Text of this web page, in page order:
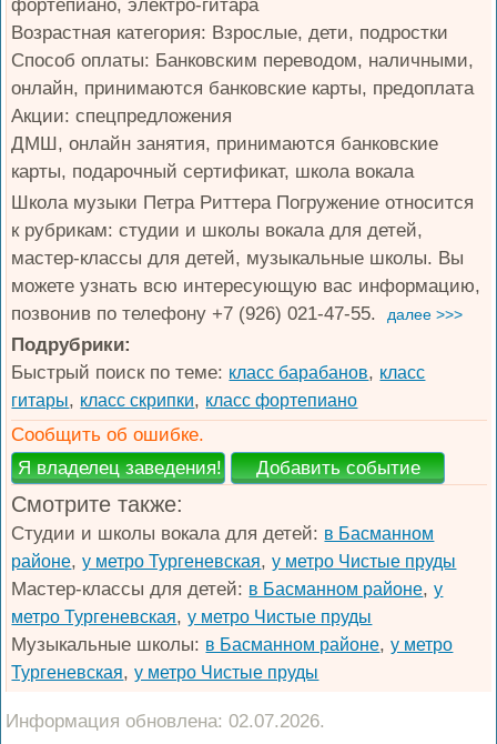
фортепиано, электро-гитара
Возрастная категория: Взрослые, дети, подростки
Способ оплаты: Банковским переводом, наличными,
онлайн, принимаются банковские карты, предоплата
Акции: спецпредложения
ДМШ, онлайн занятия, принимаются банковские
карты, подарочный сертификат, школа вокала
Школа музыки Петра Риттера Погружение относится
к рубрикам: студии и школы вокала для детей,
мастер-классы для детей, музыкальные школы. Вы
можете узнать всю интересующую вас информацию,
позвонив по телефону +7 (926) 021-47-55.
далее >>>
Подрубрики:
Быстрый поиск по теме: класс барабанов, класс
гитары, класс скрипки, класс фортепиано
Сообщить об ошибке.
Смотрите также:
Студии и школы вокала для детей: в Басманном
районе,у метро Тургеневская,у метро Чистые пруды
Мастер-классы для детей: в Басманном районе,у
метро Тургеневская,у метро Чистые пруды
Музыкальные школы: в Басманном районе,у метро
Тургеневская,у метро Чистые пруды
Информация обновлена: 02.07.2026.